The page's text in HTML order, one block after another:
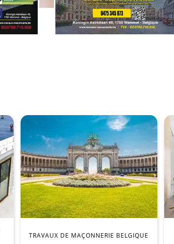
TRAVAUX DE MAÇONNERIE BELGIQUE